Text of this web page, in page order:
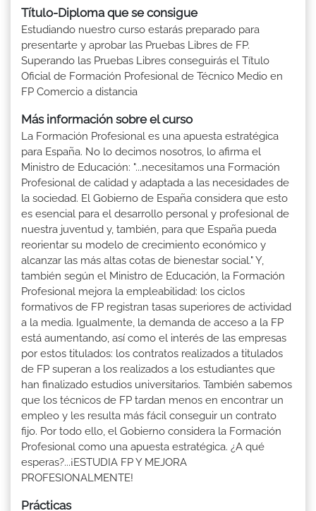
Título-Diploma que se consigue
Estudiando nuestro curso estarás preparado para
presentarte y aprobar las Pruebas Libres de FP.
Superando las Pruebas Libres conseguirás el Título
Oficial de Formación Profesional de Técnico Medio en
FP Comercio a distancia
Más información sobre el curso
La Formación Profesional es una apuesta estratégica
para España. No lo decimos nosotros, lo afirma el
Ministro de Educación: "...necesitamos una Formación
Profesional de calidad y adaptada a las necesidades de
la sociedad. El Gobierno de España considera que esto
es esencial para el desarrollo personal y profesional de
nuestra juventud y, también, para que España pueda
reorientar su modelo de crecimiento económico y
alcanzar las más altas cotas de bienestar social." Y,
también según el Ministro de Educación, la Formación
Profesional mejora la empleabilidad: los ciclos
formativos de FP registran tasas superiores de actividad
a la media. Igualmente, la demanda de acceso a la FP
está aumentando, así como el interés de las empresas
por estos titulados: los contratos realizados a titulados
de FP superan a los realizados a los estudiantes que
han finalizado estudios universitarios. También sabemos
que los técnicos de FP tardan menos en encontrar un
empleo y les resulta más fácil conseguir un contrato
fijo. Por todo ello, el Gobierno considera la Formación
Profesional como una apuesta estratégica. ¿A qué
esperas?...¡ESTUDIA FP Y MEJORA
PROFESIONALMENTE!
Prácticas